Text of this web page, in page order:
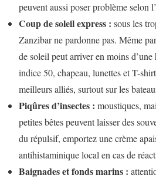
peuvent aussi poser problème selon
Coup de soleil express : sous les
Zanzibar ne pardonne pas. Même
de soleil peut arriver en moins
indice 50, chapeau, lunettes et T-
meilleurs alliés, surtout sur les
Piqûres d’insectes : moustiques,
petites bêtes peuvent laisser des
du répulsif, emportez une crème
antihistaminique local en cas de
Baignades et fonds marins :